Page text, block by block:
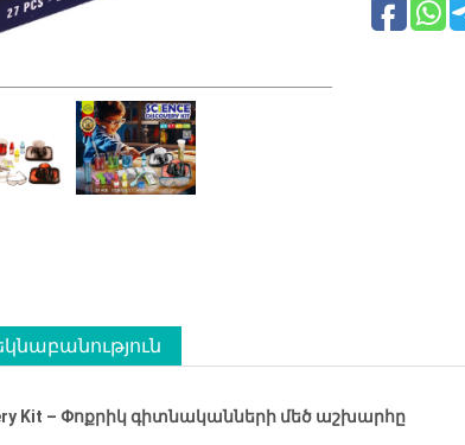
Kit – Փոքրիկ գիտնականների մեծ աշխարհը